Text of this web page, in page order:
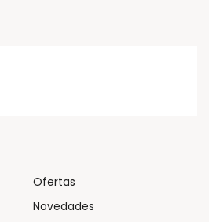
Ofertas
Novedades